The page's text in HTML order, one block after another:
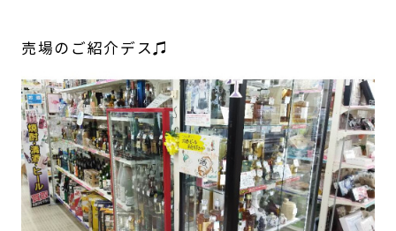
売場のご紹介デス♫